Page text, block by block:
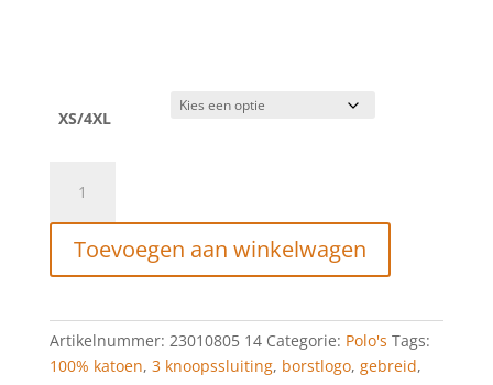
XS/4XL
Short
Sleeve
Knit
Polo
aantal
Toevoegen aan winkelwagen
Artikelnummer: 23010805 14 Categorie: Polo's Tags:
100% katoen, 3 knoopssluiting, borstlogo, gebreid,